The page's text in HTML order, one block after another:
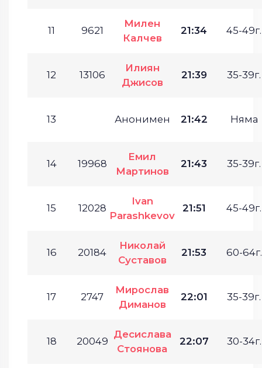
11 9621
Милен
Калчев
21:34 45-49г.
12 13106
Илиян
Джисов
21:39 35-39г.
13 Анонимен 21:42 Няма
14 19968
Емил
Мартинов
21:43 35-39г.
15 12028
Ivan
Parashkevov
21:51 45-49г.
16 20184
Николай
Суставов
21:53 60-64г.
17 2747
Мирослав
Диманов
22:01 35-39г.
18 20049
Десислава
Стоянова
22:07 30-34г.